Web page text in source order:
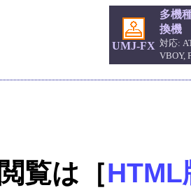
UMJ-FX
多機
換機
対応:
VBOY,
閲覧は［HTML